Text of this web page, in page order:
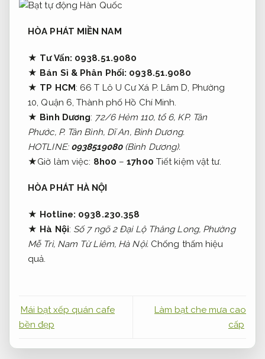
HÒA PHÁT MIỀN NAM
★ Tư Vấn: 0938.51.9080
★ Bán Sỉ & Phân Phối: 0938.51.9080
★ TP HCM: 66 T Lô U Cư Xá P. Lâm D, Phường
10, Quận 6, Thành phố Hồ Chí Minh.
★ Bình Dương: 72/6 Hẻm 110, tổ 6, KP. Tân
Phước, P. Tân Bình, Dĩ An, Bình Dương.
HOTLINE: 0938519080(Bình Dương).
★Giờ làm việc: 8h00 – 17h00 Tiết kiệm vật tư.
HÒA PHÁT HÀ NỘI
★ Hotline: 0938.230.358
★ Hà Nội: Số 7 ngõ 2 Đại Lộ Thăng Long, Phường
Mễ Trì, Nam Từ Liêm, Hà Nội. Chống thấm hiệu
quả.
Mái bạt xếp quán cafe
bền đẹp
Làm bạt che mưa cao
cấp